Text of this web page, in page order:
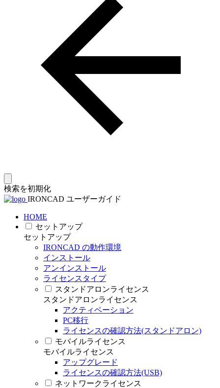
検索を初期化
IRONCAD ユーザーガイド
HOME
セットアップ
セットアップ
IRONCAD の動作環境
インストール
アンインストール
ライセンスタイプ
スタンドアロンライセンス
スタンドアロンライセンス
アクティベーション
PC移行
ライセンスの確認方法(スタンドアロン)
モバイルライセンス
モバイルライセンス
アップグレード
ライセンスの確認方法(USB)
ネットワークライセンス